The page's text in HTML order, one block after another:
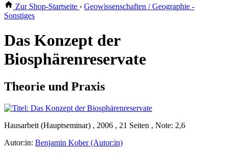
Zur Shop-Startseite › Geowissenschaften / Geographie -
Sonstiges
Das Konzept der
Biosphärenreservate
Theorie und Praxis
Hausarbeit (Hauptseminar) , 2006 , 21 Seiten , Note: 2,6
Autor:in: Benjamin Kober (Autor:in)